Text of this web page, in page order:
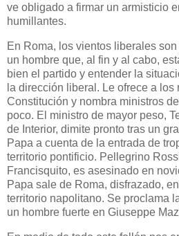
ve obligado a firmar un armisticio
humillantes.
En Roma, los vientos liberales
un hombre que, al fin y al cabo,
bien el partido y entender la
la dirección liberal. Le ofrece a los
Constitución y nombra ministros
poco. El ministro de mayor peso,
de Interior, dimite pronto tras un
Papa a cuenta de la entrada de
territorio pontificio. Pellegrino
Francisquito, es asesinado en
Papa sale de Roma, disfrazado,
territorio napolitano. Se proclama
un hombre fuerte en Giuseppe